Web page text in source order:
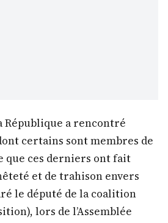
République a rencontré
certains sont membres de
que ces derniers ont fait
et de trahison envers
le député de la coalition
lors de l’Assemblée